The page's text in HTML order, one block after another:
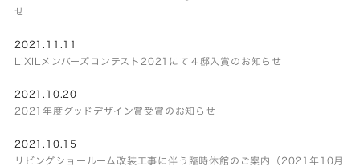
せ
2021.11.11
LIXILメンバーズコンテスト2021にて４邸入賞のお知らせ
2021.10.20
2021年度グッドデザイン賞受賞のお知らせ
2021.10.15
リビングショールーム改装工事に伴う臨時休館のご案内（2021年10月